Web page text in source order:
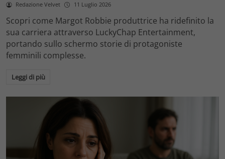
Redazione Velvet 11 Luglio 2026
Scopri come Margot Robbie produttrice ha ridefinito la
sua carriera attraverso LuckyChap Entertainment,
portando sullo schermo storie di protagoniste
femminili complesse.
Leggi di più